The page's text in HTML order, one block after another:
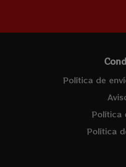
Política de
Política
Política